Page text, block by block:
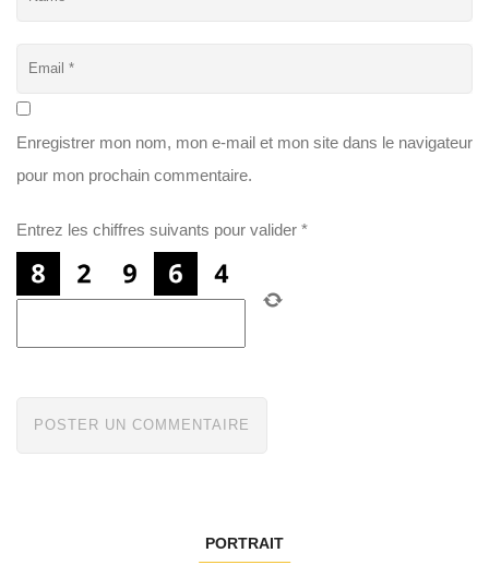
Enregistrer mon nom, mon e-mail et mon site dans le navigateur
pour mon prochain commentaire.
Entrez les chiffres suivants pour valider *
PORTRAIT